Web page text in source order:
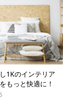
1Kのインテリア
もっと快適に！